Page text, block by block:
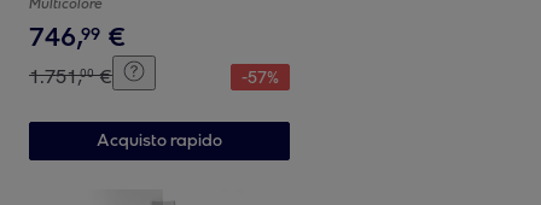
MARBLE Multicolore
746,99 €
1.751,00 € -57%
Acquisto rapido